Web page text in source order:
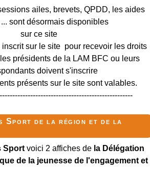
ailes, brevets, QPDD, les aides
sont désormais disponibles
sur ce site
sur le site pour recevoir les droits
présidents de la LAM BFC ou leurs
doivent s'inscrire
présents sur le site sont valables.
Sport de la région et de la
Sportvoici 2 affiches dela Délégation
de la jeunesse de l'engagement et